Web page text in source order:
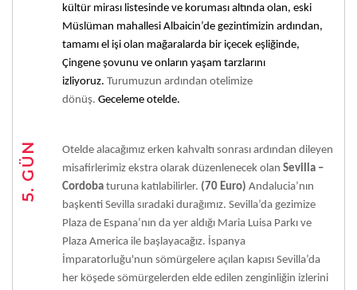
kültür mirası listesinde ve koruması altında olan, eski
Müslüman mahallesi Albaicin’de gezintimizin ardından,
tamamı el işi olan mağaralarda bir içecek eşliğinde,
Çingene şovunu ve onların yaşam tarzlarını
izliyoruz. Turumuzun ardından otelimize
dönüş. Geceleme otelde.
5. GÜN
Otelde alacağımız erken kahvaltı sonrası ardından dileyen
misafirlerimiz ekstra olarak düzenlenecek olan Sevilla –
Cordoba turuna katılabilirler. (70 Euro) Andalucia’nın
başkenti Sevilla sıradaki durağımız. Sevilla’da gezimize
Plaza de Espana’nın da yer aldığı Maria Luisa Parkı ve
Plaza America ile başlayacağız. İspanya
İmparatorluğu'nun sömürgelere açılan kapısı Sevilla’da
her köşede sömürgelerden elde edilen zenginliğin izlerini